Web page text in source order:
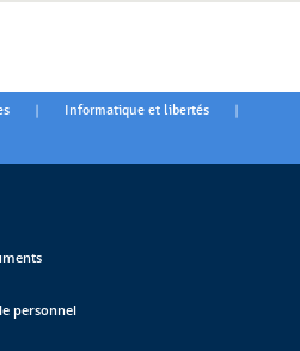
| Informatique et libertés |
personnel